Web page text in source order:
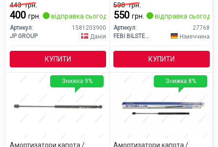
443грн.
400 грн. відправка сьогодні
Артикул:
1581203900
JP GROUP
Данія
КУПИТИ
598грн.
550 грн. відправка сьогодні
Артикул:
27768
FEBI BILSTEIN
Німеччина
КУПИТИ
Амортизатори капота /
Знижка 9%
Амортизатори капота /
Знижка 8%